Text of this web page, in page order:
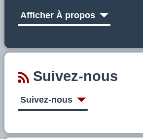
Afficher À propos
Suivez-nous
Suivez-nous